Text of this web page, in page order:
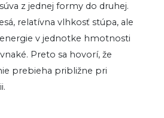
z jednej formy do druhej.
relatívna vlhkosť stúpa, ale
v jednotke hmotnosti
Preto sa hovorí, že
prebieha približne pri